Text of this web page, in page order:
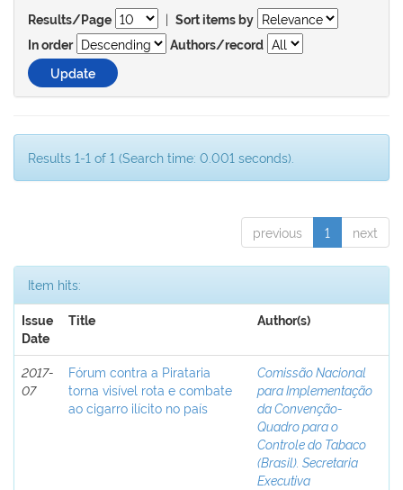
Results/Page | Sort items by
In order
Authors/record
Results 1-1 of 1 (Search time: 0.001 seconds).
previous 1 next
Item hits:
Issue
Date
Title Author(s)
2017-
07
Fórum contra a Pirataria
torna visível rota e combate
ao cigarro ilícito no país
Comissão Nacional
para Implementação
da Convenção-
Quadro para o
Controle do Tabaco
(Brasil). Secretaria
Executiva